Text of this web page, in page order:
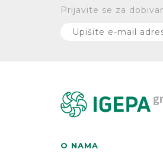
Prijavite se za
O NAMA